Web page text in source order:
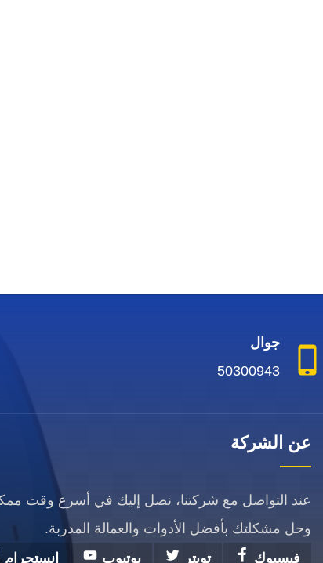
جوال
50300943
عن الشركة
عند التواصل مع شركتنا، نصل إليك في أسرع وقت
وحل مشكلتك بأفضل الأدوات والعمالة المدربة.
فيسبوك
تويتر يوتيوب انستجرام